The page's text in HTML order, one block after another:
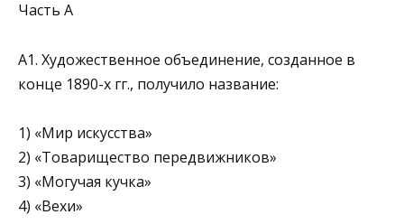
Часть А
А1. Художественное объединение, созданное в
конце 1890-х гг., получило название:
1) «Мир искусства»
2) «Товарищество передвижников»
3) «Могучая кучка»
4) «Вехи»